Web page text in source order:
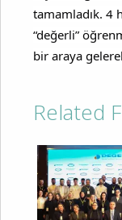
tamamladık. 4
“değerli”
bir araya
Related